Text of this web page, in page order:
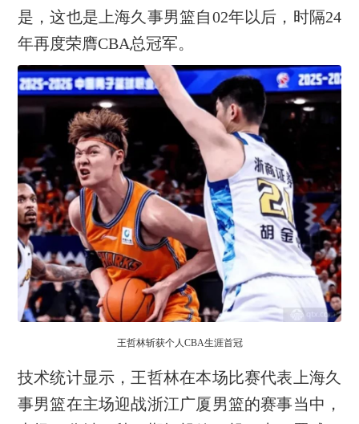
是，这也是上海久事男篮自02年以后，时隔24
年再度荣膺CBA总冠军。
王哲林斩获个人CBA生涯首冠
技术统计显示，王哲林在本场比赛代表上海久
事男篮在主场迎战浙江广厦男篮的赛事当中，